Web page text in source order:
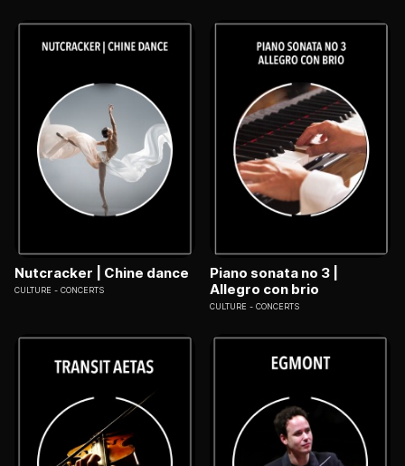
Nutcracker | Chine dance
CULTURE CONCERTS
Piano sonata no 3 |
Allegro con brio
CULTURE CONCERTS